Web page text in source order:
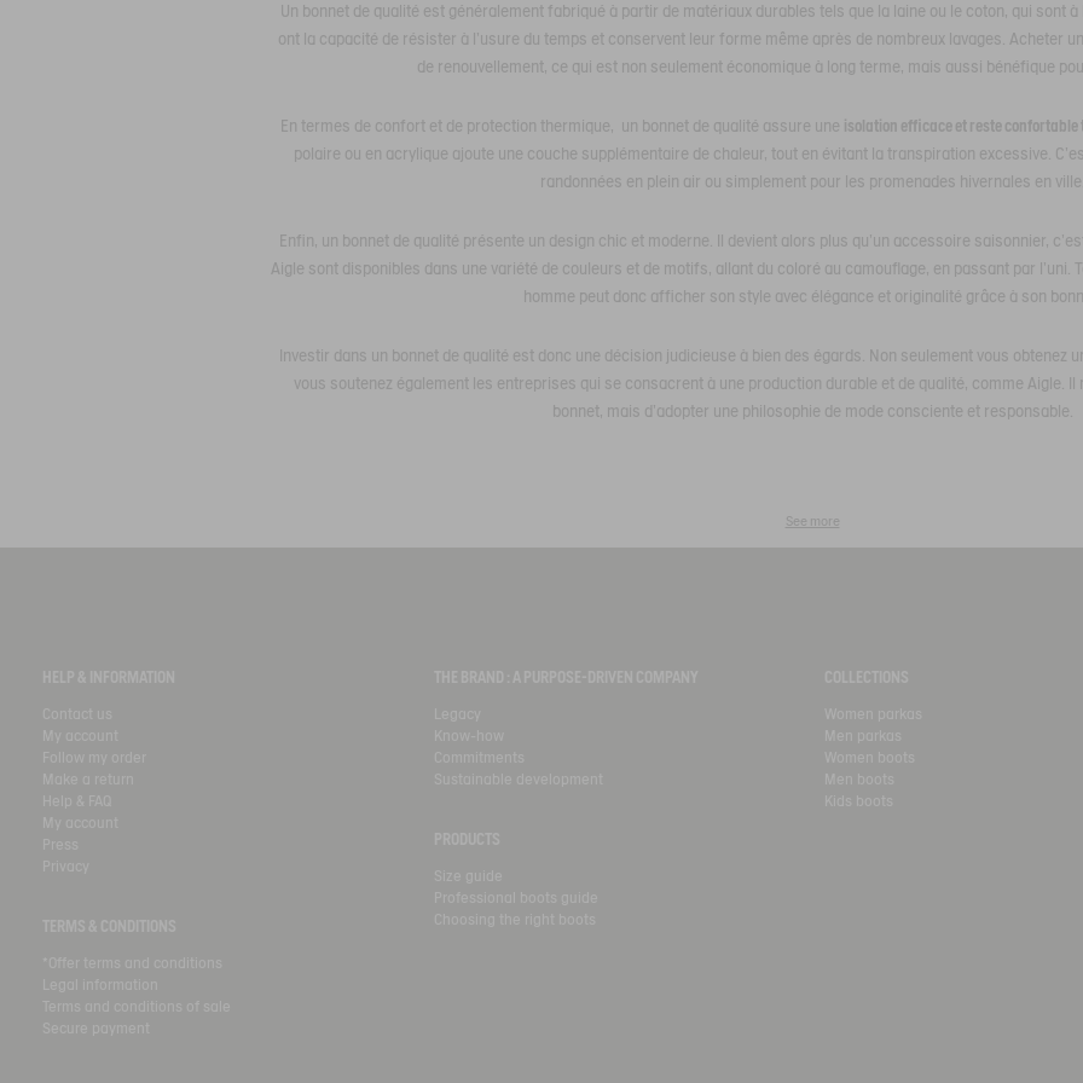
Un bonnet de qualité est généralement fabriqué à partir de matériaux durables tels que la laine ou le coton, qui sont
ont la capacité de résister à l'usure du temps et conservent leur forme même après de nombreux lavages. Acheter
de renouvellement, ce qui est non seulement économique à long terme, mais aussi bénéfique
En termes de confort et de protection thermique, un bonnet de qualité assure une isolation efficace et reste confortable
polaire ou en acrylique ajoute une couche supplémentaire de chaleur, tout en évitant la transpiration excessive.
randonnées en plein air ou simplement pour les promenades hivernales en ville.
Enfin, un bonnet de qualité présente un design chic et moderne. Il devient alors plus qu'un accessoire saisonnier,
Aigle sont disponibles dans une variété de couleurs et de motifs, allant du coloré au camouflage, en passant par l'uni.
homme peut donc afficher son style avec élégance et originalité grâce à son
Investir dans un bonnet de qualité est donc une décision judicieuse à bien des égards. Non seulement vous obtenez
vous soutenez également les entreprises qui se consacrent à une production durable et de qualité, comme Aigle.
bonnet, mais d'adopter une philosophie de mode consciente et responsable.
See more